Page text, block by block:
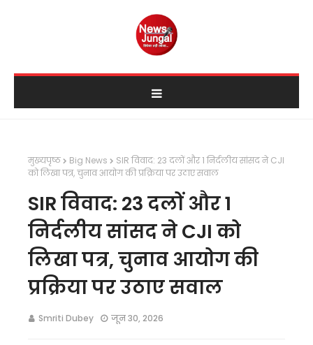
मुख्यपृष्ठ Big News
SIR विवाद: 23 दलों और 1 निर्दलीय सांसद ने CJI
को लिखा पत्र, चुनाव आयोग की प्रक्रिया पर उठाए सवाल
SIR विवाद: 23 दलों और 1
निर्दलीय सांसद ने CJI को
लिखा पत्र, चुनाव आयोग की
प्रक्रिया पर उठाए सवाल
Smriti Dubey जून 30, 2026